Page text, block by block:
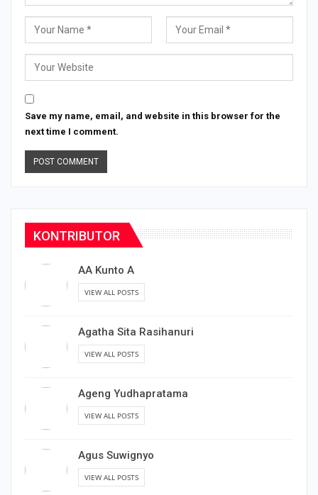
Save my name, email, and website in this browser for the
next time I comment.
KONTRIBUTOR
AA Kunto A
VIEW ALL POSTS
Agatha Sita Rasihanuri
VIEW ALL POSTS
Ageng Yudhapratama
VIEW ALL POSTS
Agus Suwignyo
VIEW ALL POSTS